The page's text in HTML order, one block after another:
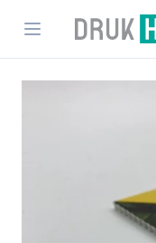
Open menuDrukhoek NL